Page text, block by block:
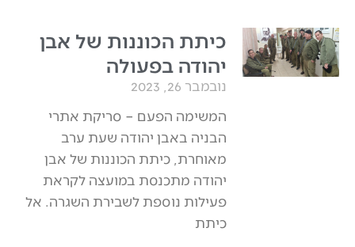
כיתת הכוננות של אבן
יהודה בפעולה
נובמבר 26, 2023
המשימה הפעם – סריקת אתרי
הבניה באבן יהודה שעת ערב
מאוחרת, כיתת הכוננות של אבן
יהודה מתכנסת במועצה לקראת
פעילות נוספת לשבירת השגרה. אל
כיתת